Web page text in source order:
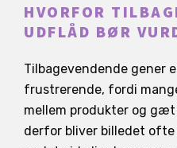
HVORFOR
UDFLÅD BØR
Tilbagevendende gener
frustrerende, fordi
mellem produkter og gæt
derfor bliver billedet ofte